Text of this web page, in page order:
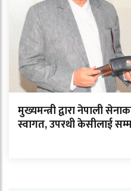
मुख्यमन्त्री द्वारा नेपाली
स्वागत, उपरथी केसीलाई